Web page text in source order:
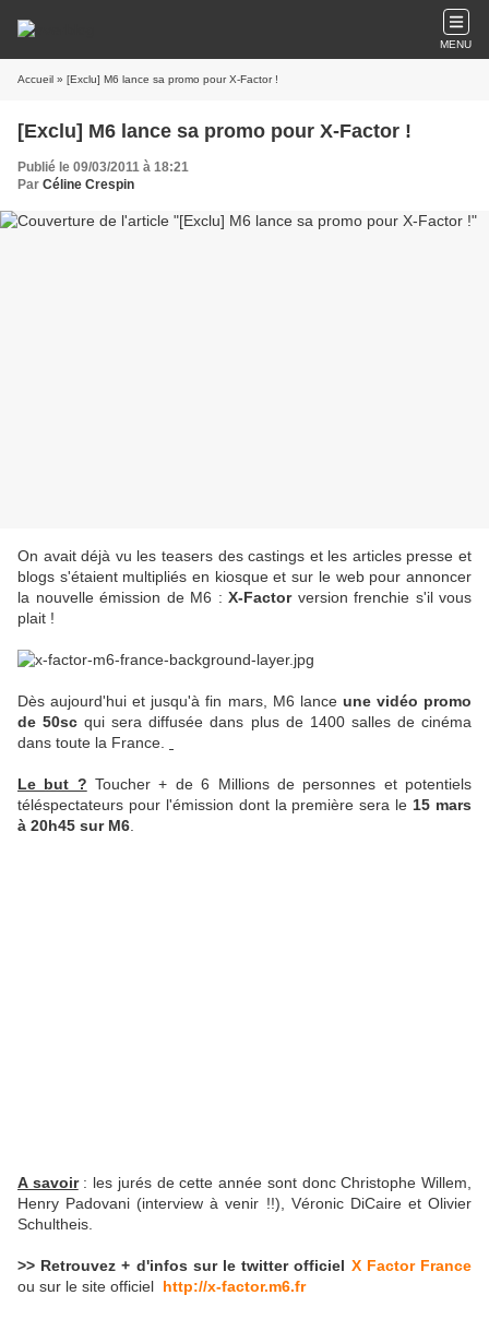
MENU
Accueil » [Exclu] M6 lance sa promo pour X-Factor !
[Exclu] M6 lance sa promo pour X-Factor !
Publié le 09/03/2011 à 18:21
Par Céline Crespin
On avait déjà vu les teasers des castings et les articles presse et
blogs s'étaient multipliés en kiosque et sur le web pour annoncer
la nouvelle émission de M6 : X-Factorversion frenchie s'il vous
plait !
Dès aujourd'hui et jusqu'à fin mars, M6 lance une vidéo promo
de 50sc qui sera diffusée dans plus de 1400 salles de cinéma
dans toute la France.
Le but ? Toucher + de 6 Millions de personnes et potentiels
téléspectateurs pour l'émission dont la première sera le 15 mars
à 20h45 sur M6
A savoir: les jurés de cette année sont donc Christophe Willem,
Henry Padovani (interview à venir !!), Véronic DiCaire et Olivier
Schultheis.
>> Retrouvez + d'infos sur le twitter officiel X Factor France
ou sur le site officiel http://x-factor.m6.fr